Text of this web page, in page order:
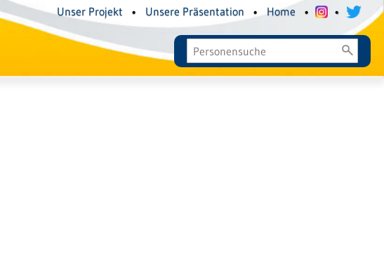
Unser Projekt • Unsere Präsentation • Home • •